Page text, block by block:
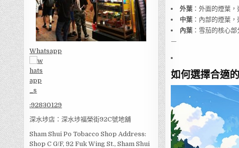
Whatsapp
:92830129
深水埗店：深水埗福榮街92C號地舖
Sham Shui Po Tobacco Shop Address:
Shop C G/F, 92 Fuk Wing St., Sham Shui
外葉：外面的煙葉，
中葉：內部的煙葉，
內葉：雪茄的核心部
—
如何選擇合適